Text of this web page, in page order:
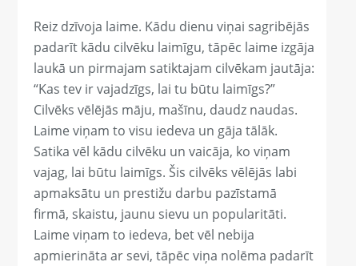
Reiz dzīvoja laime. Kādu dienu viņai sagribējās
padarīt kādu cilvēku laimīgu, tāpēc laime izgāja
laukā un pirmajam satiktajam cilvēkam jautāja:
“Kas tev ir vajadzīgs, lai tu būtu laimīgs?”
Cilvēks vēlējās māju, mašīnu, daudz naudas.
Laime viņam to visu iedeva un gāja tālāk.
Satika vēl kādu cilvēku un vaicāja, ko viņam
vajag, lai būtu laimīgs. Šis cilvēks vēlējās labi
apmaksātu un prestižu darbu pazīstamā
firmā, skaistu, jaunu sievu un popularitāti.
Laime viņam to iedeva, bet vēl nebija
apmierināta ar sevi, tāpēc viņa nolēma padarīt